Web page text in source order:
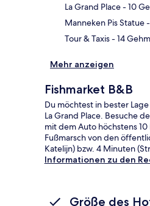
La Grand Place- 10
Manneken Pis Statue
Tour & Taxis- 14
Mehr anzeigen
Fishmarket B&B
Du möchtest in bester
La Grand Place. Besuche
mit dem Auto höchstens
Fußmarsch von den
Katelijn) bzw. 4 Minuten
Informationen zu den
Größe des